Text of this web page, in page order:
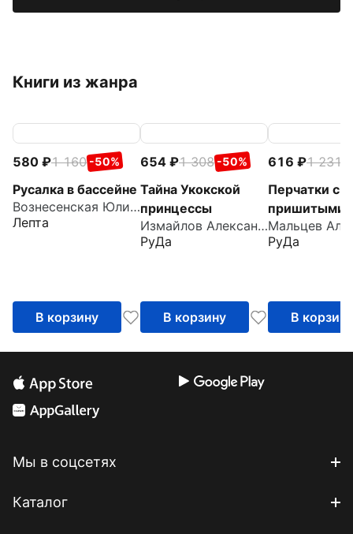
Книги из жанра
580 1 160 -50%
Русалка в бассейне
Вознесенская Юлия Николаевна
Лепта
В корзину
654 1 308 -50%
Тайна Укокской
принцессы
Измайлов Александр
РуДа
В корзину
616 1 231
Перчатки с
пришитыми
пальцами
РуДа
В корзину
Мы в соцсетях
Каталог